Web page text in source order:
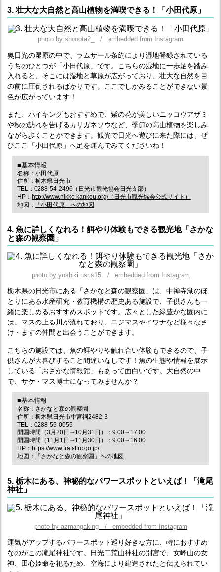
3. 壮大な大自然と高山植物を満喫できる！「小田代原」
photo by shooota2_ / embedded from Instagram
奥日光の湿原の中で、ラムサール条約により湿地登録されている
うちのひとつが「小田代原」です。こちらの湿地に一歩足を踏み
入れると、そこには湿地と草原が広がっており、壮大な自然を目
の前に圧倒されるばかりです。ここでしかみることができない景
色が広がっています！
また、ハイキングもおすすめで、紫の花が美しいニッコウアザミ
や秋の訪れを告げるカリガネソウなど、季節の高山植物を楽しみ
ながら歩くことができます。観光で日光へ遊びに来た際には、ぜ
ひここ「小田代原」へ足を運んでみてくださいね！
■基本情報
名称：小田代原
住所：栃木県日光市
TEL：0288-54-2496（日光市観光協会日光支部）
HP： http://www.nikko-kankou.org/（日光市観光協会公式サイト）
地図：
「小田代原」への地図
4. 魚に詳しくなれる！餌やり体験もできる観光地「さかな
と森の観察園」
photo by yoshiki.nsr.s15 / embedded from Instagram
栃木県の日光市にある「さかなと森の観察園」は、中禅寺湖のほ
とりにある水産研究・教育機構の歴史ある施設で、子供さんも一
緒に楽しめるおすすめスポットです。広々とした緑豊かな園内に
は、マスの上る川が流れており、ニジマスやイワナなど様々なさ
け・ますの仲間と出会うことができます。
こちらの施設では、魚の餌やりや触れ合い体験もできるので、子
供さんが大喜びすること間違いなしです！魚の生態や情報を展示
している「おさかな情報館」もあって面白いです。大自然の中
で、サケ・マス博士になってみませんか？
■基本情報
名称：さかなと森の観察園
住所：栃木県日光市中宮祠2482-3
TEL：0288-55-0055
開園時間（3月20日～10月31日）：9:00～17:00
開園時間（11月1日～11月30日）：9:00～16:00
HP： https://www.fra.affrc.go.jp/
地図：
「さかなと森の観察園」への地図
5. 栃木にある、神秘的なパワースポットといえば！「滝尾
神社」
photo by azmangaking / embedded from Instagram
運気がアップするパワースポット巡り好きな方に、特におすすめ
なのがこの滝尾神社です。日光二荒山神社の別宮で、女峰山の女
神、田心姫命を祀るため、空海により建造されたと伝えられてい